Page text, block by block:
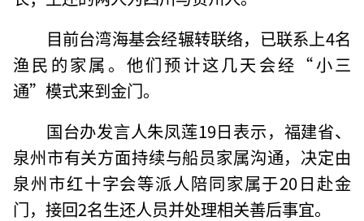
目前台湾海基会经辗转联络，已联系上4名
渔民的家属。他们预计这几天会经“小三
通”模式来到金门。
国台办发言人朱凤莲19日表示，福建省、
泉州市有关方面持续与船员家属沟通，决定由
泉州市红十字会等派人陪同家属于20日赴金
门，接回2名生还人员并处理相关善后事宜。